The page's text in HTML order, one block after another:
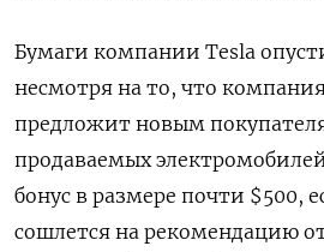
Бумаги компании Tesla
несмотря на то, что
предложит новым
продаваемых
бонус в размере почти $500,
сошлется на рекомендацию